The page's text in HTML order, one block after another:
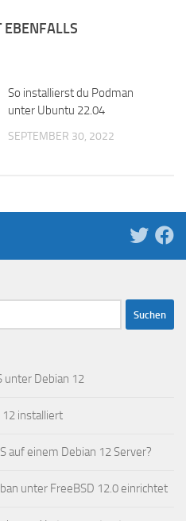
EBENFALLS
So installierst du Podman
unter Ubuntu 22.04
SEPTEMBER 30, 2022
unter Debian 12
12 installiert
auf einem Debian 12 Server?
unter FreeBSD 12.0 einrichtet